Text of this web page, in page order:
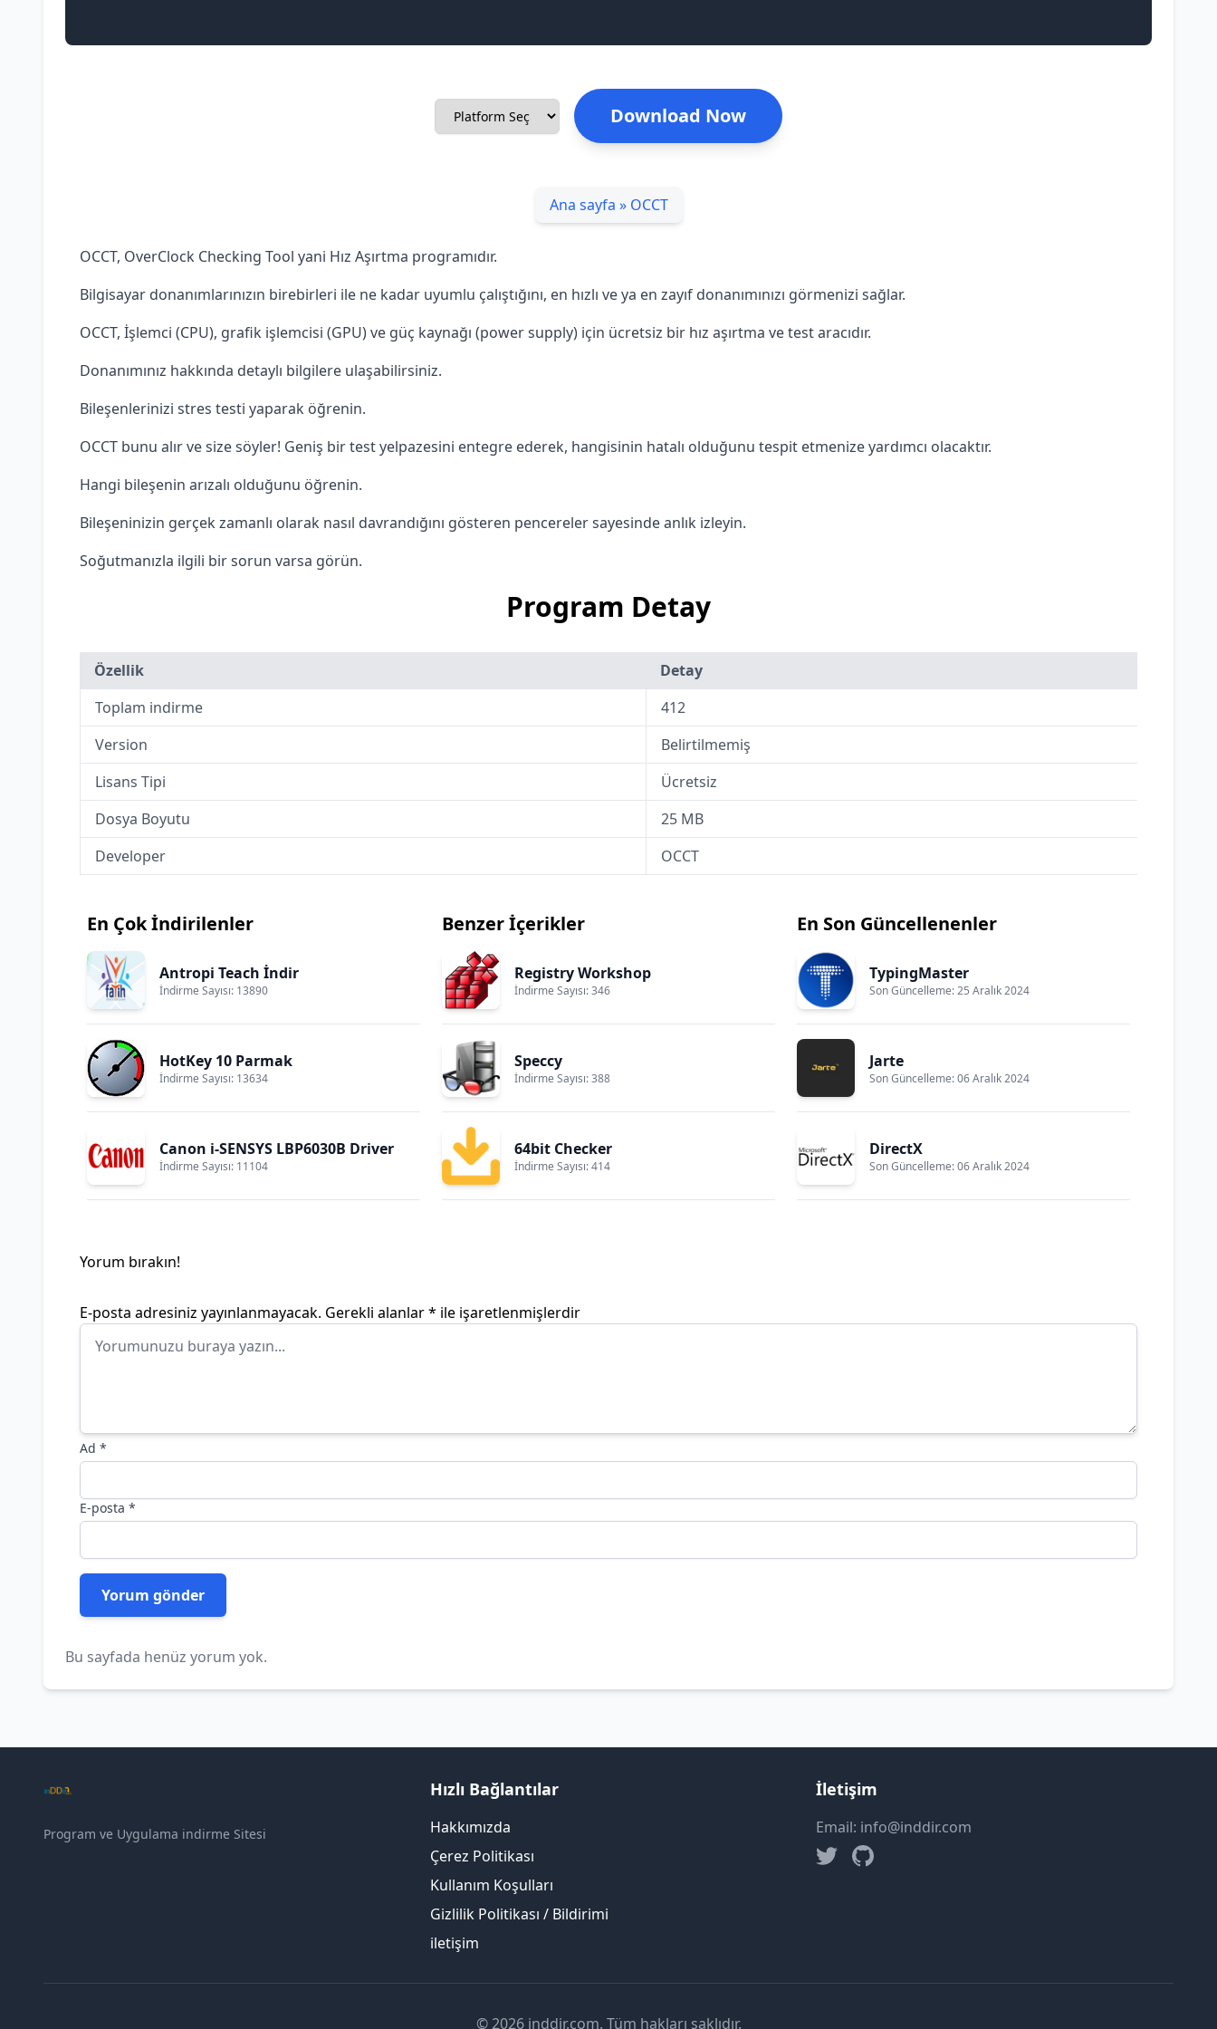
Download Now
Ana sayfa » OCCT
OCCT, OverClock Checking Tool yani Hız Aşırtma programıdır.
Bilgisayar donanımlarınızın birebirleri ile ne kadar uyumlu çalıştığını, en hızlı ve ya en zayıf donanımınızı görmenizi sağlar.
OCCT, İşlemci (CPU), grafik işlemcisi (GPU) ve güç kaynağı (power supply) için ücretsiz bir hız aşırtma ve test aracıdır.
Donanımınız hakkında detaylı bilgilere ulaşabilirsiniz.
Bileşenlerinizi stres testi yaparak öğrenin.
OCCT bunu alır ve size söyler! Geniş bir test yelpazesini entegre ederek, hangisinin hatalı olduğunu tespit etmenize yardımcı olacaktır.
Hangi bileşenin arızalı olduğunu öğrenin.
Bileşeninizin gerçek zamanlı olarak nasıl davrandığını gösteren pencereler sayesinde anlık izleyin.
Soğutmanızla ilgili bir sorun varsa görün.
Program Detay
Özellik
Detay
Toplam indirme
412
Version
Belirtilmemiş
Lisans Tipi
Ücretsiz
Dosya Boyutu
25 MB
Developer
OCCT
En Çok İndirilenler
Antropi Teach İndir
İndirme Sayısı: 13890
HotKey 10 Parmak
İndirme Sayısı: 13634
Canon i-SENSYS LBP6030B Driver
İndirme Sayısı: 11104
Benzer İçerikler
Registry Workshop
İndirme Sayısı: 346
Speccy
İndirme Sayısı: 388
64bit Checker
İndirme Sayısı: 414
En Son Güncellenenler
TypingMaster
Son Güncelleme: 25 Aralık 2024
Jarte
Son Güncelleme: 06 Aralık 2024
DirectX
Son Güncelleme: 06 Aralık 2024
Yorum bırakın!
E-posta adresiniz yayınlanmayacak. Gerekli alanlar* ile işaretlenmişlerdir
Ad *
E-posta *
Bu sayfada henüz yorum yok.
Program ve Uygulama indirme Sitesi
Hızlı Bağlantılar
Hakkımızda
Çerez Politikası
Kullanım Koşulları
Gizlilik Politikası / Bildirimi
iletişim
İletişim
Email: info@inddir.com
© 2026 inddir.com. Tüm hakları saklıdır.